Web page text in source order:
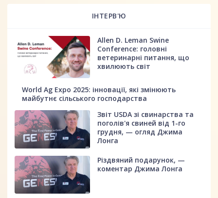
ІНТЕРВ'Ю
Allen D. Leman Swine
Conference: головні
ветеринарні питання, що
хвилюють світ
World Ag Expo 2025: інновації, які змінюють
майбутнє сільського господарства
Звіт USDA зі свинарства та
поголів'я свиней від 1-го
грудня, — огляд Джима
Лонга
Різдвяний подарунок, —
коментар Джима Лонга